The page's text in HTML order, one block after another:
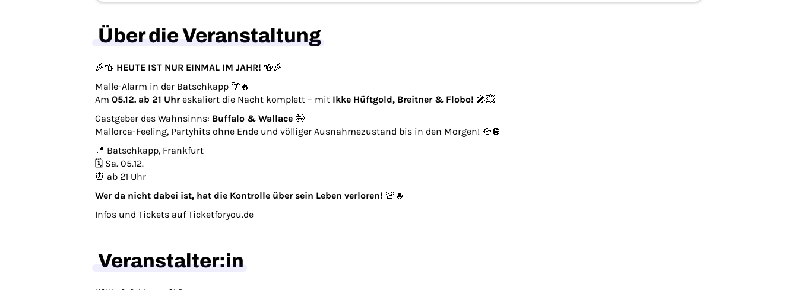
Über die Veranstaltung
🎉🍻 HEUTE IST NUR EINMAL IM JAHR! 🍻🎉
Malle-Alarm in der Batschkapp 🌴🔥
Am 05.12. ab 21 Uhreskaliert die Nacht komplett – mit Ikke Hüftgold, Breitner & Flobo! 🎤💥
Gastgeber des Wahnsinns: Buffalo & Wallace 🤪
Mallorca-Feeling, Partyhits ohne Ende und völliger Ausnahmezustand bis in den Morgen! 🍻🪩
📍 Batschkapp, Frankfurt
🗓️ Sa. 05.12.
⏰ ab 21 Uhr
Wer da nicht dabei ist, hat die Kontrolle über sein Leben verloren! 🚨🔥
Infos und Tickets auf Ticketforyou.de
Veranstalter:in